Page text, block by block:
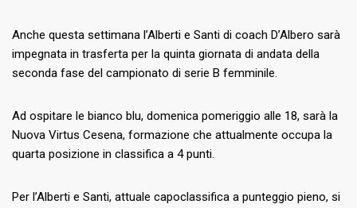
Anche questa settimana l’Alberti e Santi di coach D’Albero sarà
impegnata in trasferta per la quinta giornata di andata della
seconda fase del campionato di serie B femminile.
Ad ospitare le bianco blu, domenica pomeriggio alle 18, sarà la
Nuova Virtus Cesena, formazione che attualmente occupa la
quarta posizione in classifica a 4 punti.
Per l’Alberti e Santi, attuale capoclassifica a punteggio pieno, si